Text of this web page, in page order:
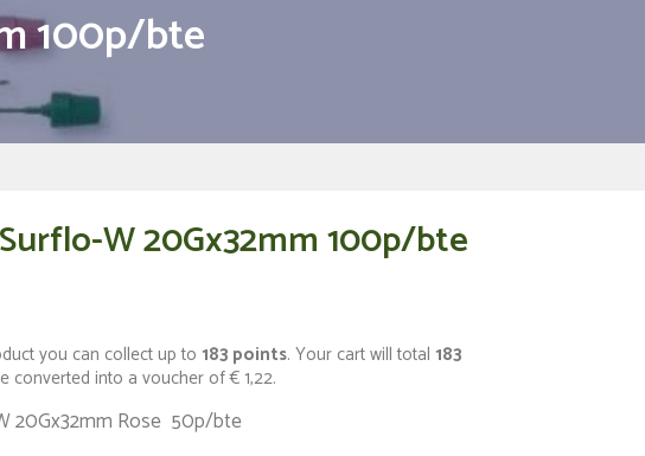
100p/bte
W 20Gx32mm 100p/bte
you can collect up to 183 points. Your cart will total 183
converted into a voucher of€ 1,22.
20Gx32mm Rose 50p/bte